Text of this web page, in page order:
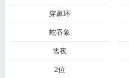
穿鼻环
蛇吞象
雪夜
2位